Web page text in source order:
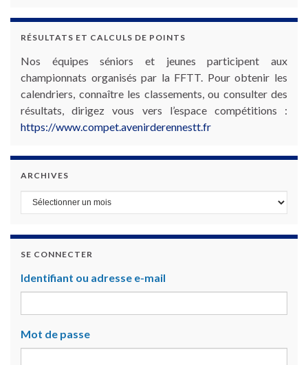
RÉSULTATS ET CALCULS DE POINTS
Nos équipes séniors et jeunes participent aux
championnats organisés par la FFTT. Pour obtenir les
calendriers, connaître les classements, ou consulter des
résultats, dirigez vous vers l’espace compétitions :
https://www.compet.avenirderennestt.fr
ARCHIVES
Archives
SE CONNECTER
Identifiant ou adresse e-mail
Mot de passe